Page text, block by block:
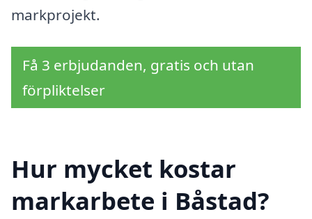
markprojekt.
Få 3 erbjudanden, gratis och utan
förpliktelser
Hur mycket kostar
markarbete i Båstad?